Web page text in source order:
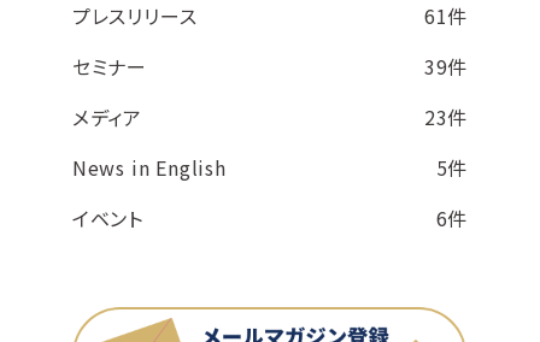
プレスリリース
61件
セミナー
39件
メディア
23件
News in English
5件
イベント
6件